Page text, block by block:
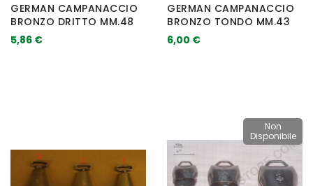
GERMAN CAMPANACCIO
BRONZO DRITTO MM.48
5,86 €
GERMAN CAMPANACCIO
BRONZO TONDO MM.43
6,00 €
Non
Disponibile